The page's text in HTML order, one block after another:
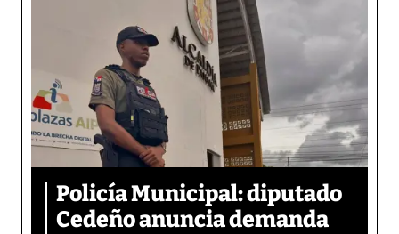
Policía Municipal: diputado
Cedeño anuncia demanda